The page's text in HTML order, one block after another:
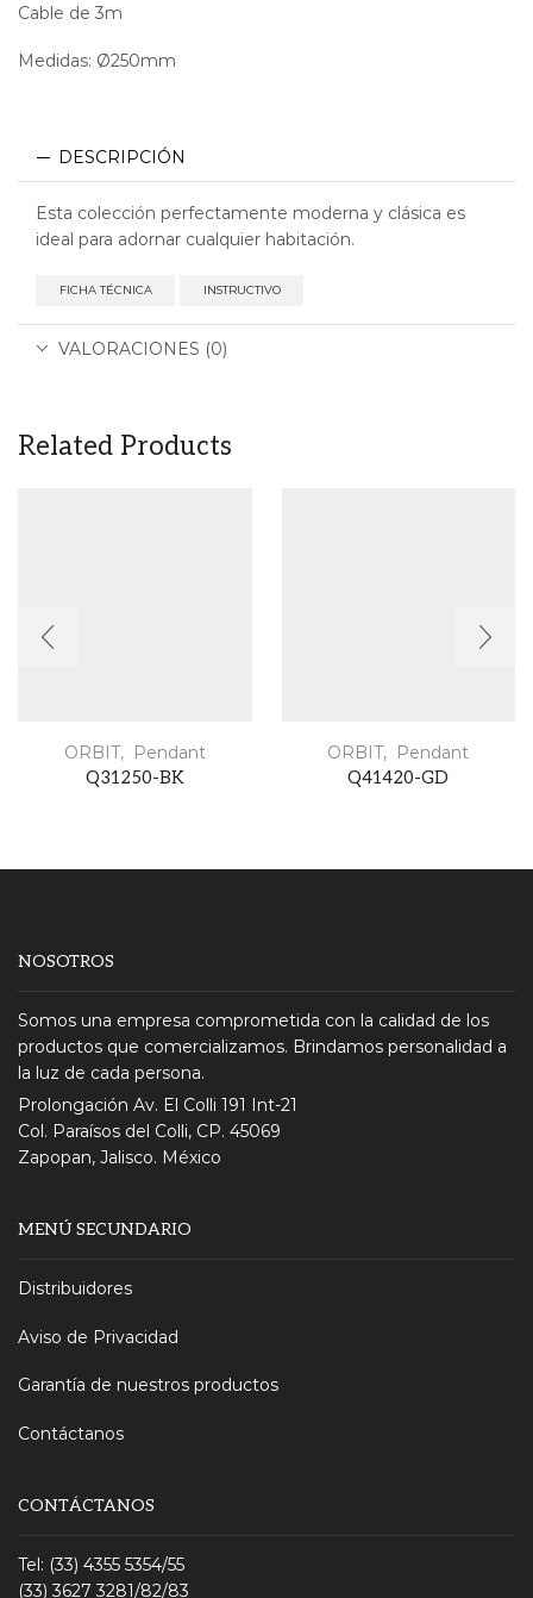
Cable de 3m
Medidas: Ø250mm
DESCRIPCIÓN
Esta colección perfectamente moderna y clásica es
ideal para adornar cualquier habitación.
FICHA TÉCNICA INSTRUCTIVO
VALORACIONES (0)
Related Products
ORBIT, Pendant
Q31250-BK
ORBIT, Pendant
Q41420-GD
NOSOTROS
Somos una empresa comprometida con la calidad de los
productos que comercializamos. Brindamos personalidad a
la luz de cada persona.
Prolongación Av. El Colli 191 Int-21
Col. Paraísos del Colli, CP. 45069
Zapopan, Jalisco. México
MENÚ SECUNDARIO
Distribuidores
Aviso de Privacidad
Garantía de nuestros productos
Contáctanos
CONTÁCTANOS
Tel: (33) 4355 5354/55
(33) 3627 3281/82/83